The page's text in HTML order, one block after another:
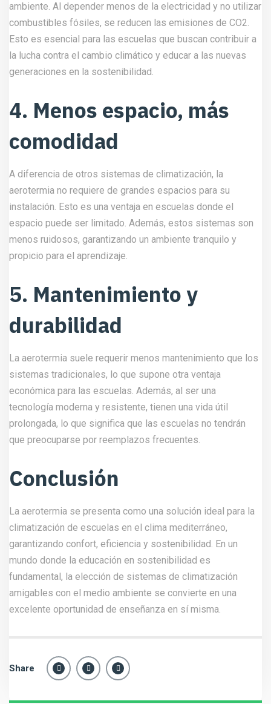
ambiente. Al depender menos de la electricidad y no utilizar
combustibles fósiles, se reducen las emisiones de CO2.
Esto es esencial para las escuelas que buscan contribuir a
la lucha contra el cambio climático y educar a las nuevas
generaciones en la sostenibilidad.
4. Menos espacio, más
comodidad
A diferencia de otros sistemas de climatización, la
aerotermia no requiere de grandes espacios para su
instalación. Esto es una ventaja en escuelas donde el
espacio puede ser limitado. Además, estos sistemas son
menos ruidosos, garantizando un ambiente tranquilo y
propicio para el aprendizaje.
5. Mantenimiento y
durabilidad
La aerotermia suele requerir menos mantenimiento que los
sistemas tradicionales, lo que supone otra ventaja
económica para las escuelas. Además, al ser una
tecnología moderna y resistente, tienen una vida útil
prolongada, lo que significa que las escuelas no tendrán
que preocuparse por reemplazos frecuentes.
Conclusión
La aerotermia se presenta como una solución ideal para la
climatización de escuelas en el clima mediterráneo,
garantizando confort, eficiencia y sostenibilidad. En un
mundo donde la educación en sostenibilidad es
fundamental, la elección de sistemas de climatización
amigables con el medio ambiente se convierte en una
excelente oportunidad de enseñanza en sí misma.
Share